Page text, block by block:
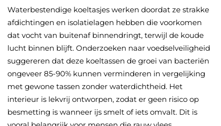
Waterbestendige koeltasjes werken doordat ze strakke
afdichtingen en isolatielagen hebben die voorkomen
dat vocht van buitenaf binnendringt, terwijl de koude
lucht binnen blijft. Onderzoeken naar voedselveiligheid
suggereren dat deze koeltassen de groei van bacteriën
ongeveer 85-90% kunnen verminderen in vergelijking
met gewone tassen zonder waterdichtheid. Het
interieur is lekvrij ontworpen, zodat er geen risico op
besmetting is wanneer ijs smelt of iets omvalt. Dit is